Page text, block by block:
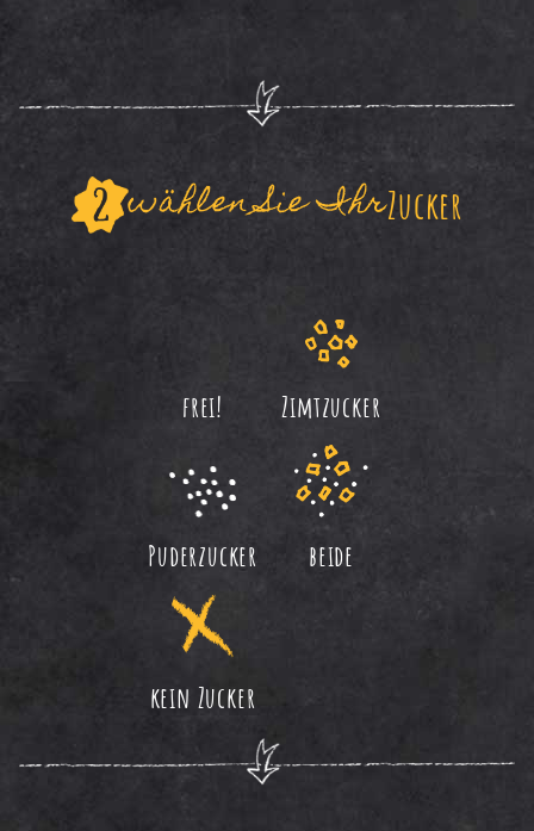
wählen Sie IhrZucker
frei! Zimtzucker
Puderzucker beide
kein Zucker